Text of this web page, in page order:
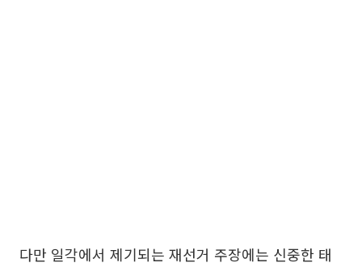
다만 일각에서 제기되는 재선거 주장에는 신중한 태